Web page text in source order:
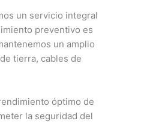
un servicio integral
preventivo es
un amplio
tierra, cables de
óptimo de
la seguridad del